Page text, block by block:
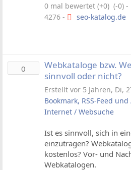
0 mal bewertet (+0) (-0)-
4276 -
seo-katalog.de
0
Webkataloge bzw.
sinnvoll oder nicht?
Erstellt vor 5 Jahren, Di,
Bookmark, RSS-Feed
Internet / Websuche
Ist es sinnvoll, sich in
einzutragen?
kostenlos? Vor- und
Webkatalogen.